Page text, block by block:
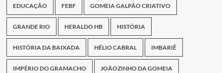
EDUCAÇÃO FEBF GOMEIA GALPÃO CRIATIVO
GRANDE RIO HERALDO HB HISTÓRIA
HISTÓRIA DA BAIXADA HÉLIO CABRAL IMBARIÊ
IMPÉRIO DO GRAMACHO JOÃOZINHO DA GOMEIA